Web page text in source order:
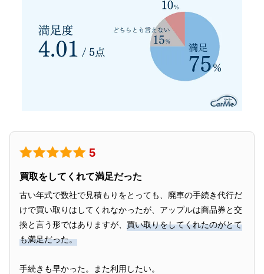
アップルの評判・口コミまとめ
5
買取をしてくれて満足だった
古い年式で数社で見積もりをとっても、廃車の手続き代行だ
けで買い取りはしてくれなかったが、アップルは商品券と交
換と言う形ではありますが、 買い取りをしてくれたのがとて
も満足だった。
手続きも早かった。また利用したい。